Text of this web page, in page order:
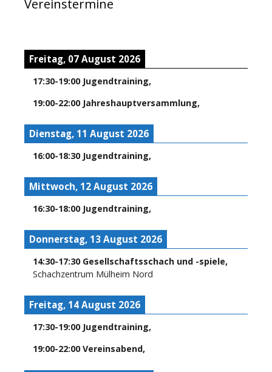
Vereinstermine
Freitag, 07 August 2026
17:30-19:00 Jugendtraining,
19:00-22:00 Jahreshauptversammlung,
Dienstag, 11 August 2026
16:00-18:30 Jugendtraining,
Mittwoch, 12 August 2026
16:30-18:00 Jugendtraining,
Donnerstag, 13 August 2026
14:30-17:30 Gesellschaftsschach und -spiele,
Schachzentrum Mülheim Nord
Freitag, 14 August 2026
17:30-19:00 Jugendtraining,
19:00-22:00 Vereinsabend,